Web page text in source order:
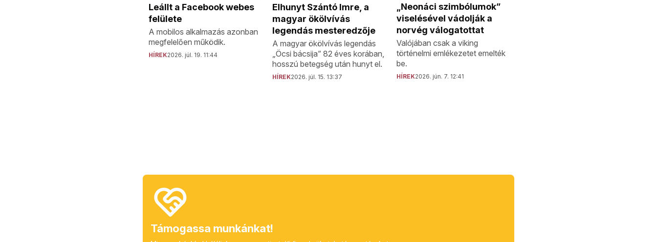
Leállt a Facebook webes
felülete
A mobilos alkalmazás azonban
megfelelően működik.
HÍREK2026. júl. 19. 11:44
Elhunyt Szántó Imre, a
magyar ökölvívás
legendás mesteredzője
A magyar ökölvívás legendás
„Öcsi bácsija” 82 éves korában,
hosszú betegség után hunyt el.
HÍREK2026. júl. 15. 13:37
„Neonáci szimbólumok”
viselésével vádolják a
norvég válogatottat
Valójában csak a viking
történelmi emlékezetet emelték
be.
HÍREK2026. jún. 7. 12:41
Támogassa munkánkat!